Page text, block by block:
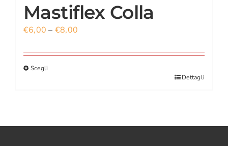
Mastiflex Colla
€6,00 – €8,00
Scegli
Dettagli